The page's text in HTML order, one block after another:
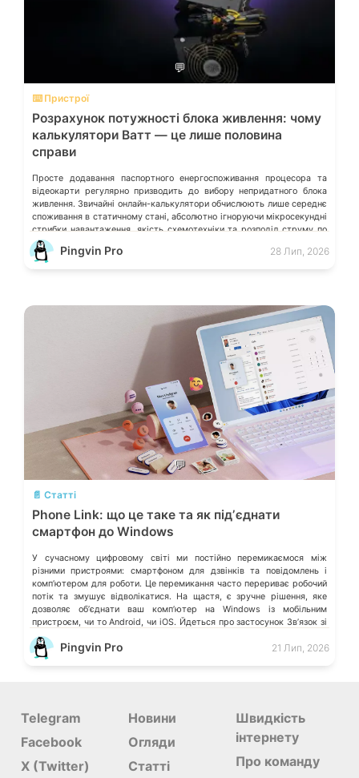
💬
⌨️ Пристрої
Розрахунок потужності блока живлення: чому
калькулятори Ватт — це лише половина
справи
Просте додавання паспортного енергоспоживання процесора та
відеокарти регулярно призводить до вибору непридатного блока
живлення. Звичайні онлайн-калькулятори обчислюють лише середнє
споживання в статичному стані, абсолютно ігноруючи мікросекундні
стрибки навантаження, якість схемотехніки та розподіл струму по
окремих лініях. Розберімо, які технічні параметри насправді
визначають надійність системи живлення та як правильно підібрати
Pingvin Pro 28 Лип, 2026
💬
📄 Статті
Phone Link: що це таке та як підʼєднати
смартфон до Windows
У сучасному цифровому світі ми постійно перемикаємося між
різними пристроями: смартфоном для дзвінків та повідомлень і
компʼютером для роботи. Це перемикання часто перериває робочий
потік та змушує відволікатися. На щастя, є зручне рішення, яке
дозволяє обʼєднати ваш компʼютер на Windows із мобільним
пристроєм, чи то Android, чи iOS. Йдеться про застосунок Звʼязок зі
смартфоном (Phone Link) від Microsoft, що перетворює ваш ПК на
своєрідний «міст» до функцій смартфона.
Pingvin Pro 21 Лип, 2026
Telegram
Facebook
X (Twitter)
Новини
Огляди
Статті
Швидкість
інтернету
Про команду